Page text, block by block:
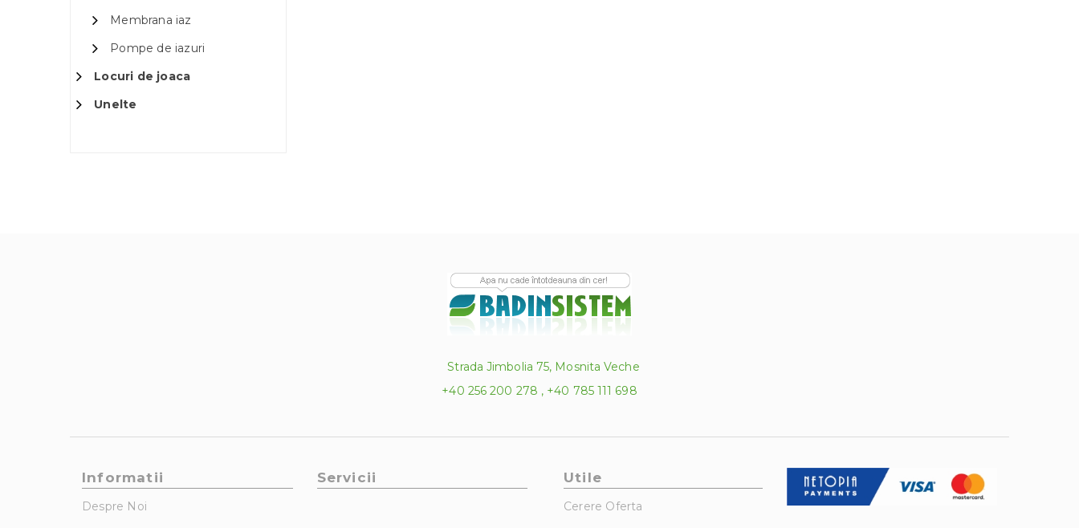
Membrana iaz
Pompe de iazuri
Locuri de joaca
Unelte
Strada Jimbolia 75, Mosnita Veche
+40 256 200 278 , +40 785 111 698
Informatii
Despre Noi
Servicii Utile
Cerere Oferta